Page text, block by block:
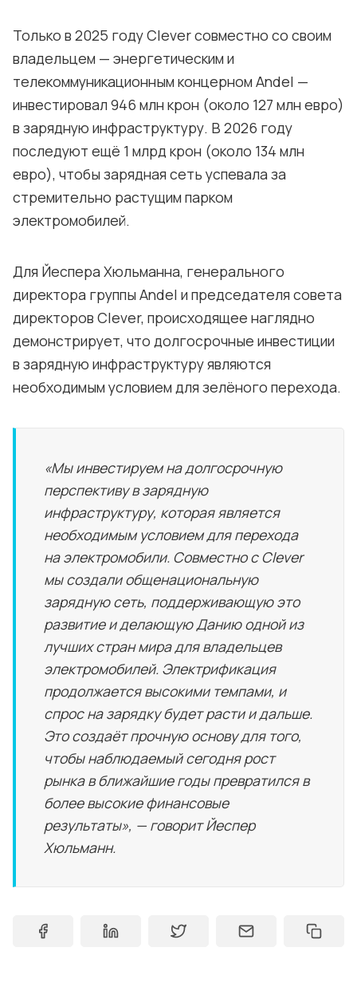
Только в 2025 году Clever совместно со своим
владельцем — энергетическим и
телекоммуникационным концерном Andel —
инвестировал 946 млн крон (около 127 млн евро)
в зарядную инфраструктуру. В 2026 году
последуют ещё 1 млрд крон (около 134 млн
евро), чтобы зарядная сеть успевала за
стремительно растущим парком
электромобилей.
Для Йеспера Хюльманна, генерального
директора группы Andel и председателя совета
директоров Clever, происходящее наглядно
демонстрирует, что долгосрочные инвестиции
в зарядную инфраструктуру являются
необходимым условием для зелёного перехода.
«Мы инвестируем на долгосрочную
перспективу в зарядную
инфраструктуру, которая является
необходимым условием для перехода
на электромобили. Совместно с Clever
мы создали общенациональную
зарядную сеть, поддерживающую это
развитие и делающую Данию одной из
лучших стран мира для владельцев
электромобилей. Электрификация
продолжается высокими темпами, и
спрос на зарядку будет расти и дальше.
Это создаёт прочную основу для того,
чтобы наблюдаемый сегодня рост
рынка в ближайшие годы превратился в
более высокие финансовые
результаты», — говорит Йеспер
Хюльманн.